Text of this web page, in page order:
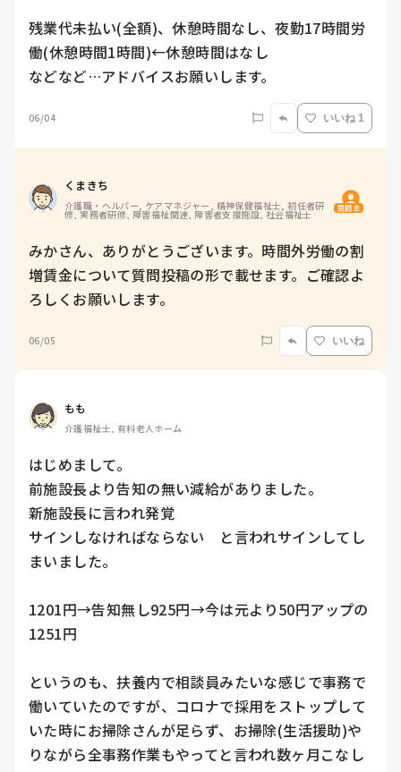
残業代未払い(全額)、休憩時間なし、夜勤17時間労
働(休憩時間1時間)←休憩時間はなし
などなど…アドバイスお願いします。
06/04 いいね 1
くまきち
介護職・ヘルパー, ケアマネジャー, 精神保健福祉士, 初任者研
修, 実務者研修, 障害福祉関連, 障害者支援施設, 社会福祉士 質問主
みかさん、ありがとうございます。時間外労働の割
増賃金について質問投稿の形で載せます。ご確認よ
ろしくお願いします。
06/05 いいね
もも
介護福祉士, 有料老人ホーム
はじめまして。
前施設長より告知の無い減給がありました。
新施設長に言われ発覚
サインしなければならない　と言われサインしてし
まいました。
1201円→告知無し925円→今は元より50円アップの
1251円
というのも、扶養内で相談員みたいな感じで事務で
働いていたのですが、コロナで採用をストップして
いた時にお掃除さんが足らず、お掃除(生活援助)や
りながら全事務作業もやってと言われ数ヶ月こなし